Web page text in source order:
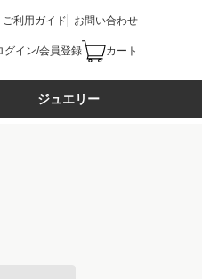
ご利用ガイド お問い合わせ
グイン/会員登録 カート
ジュエリー